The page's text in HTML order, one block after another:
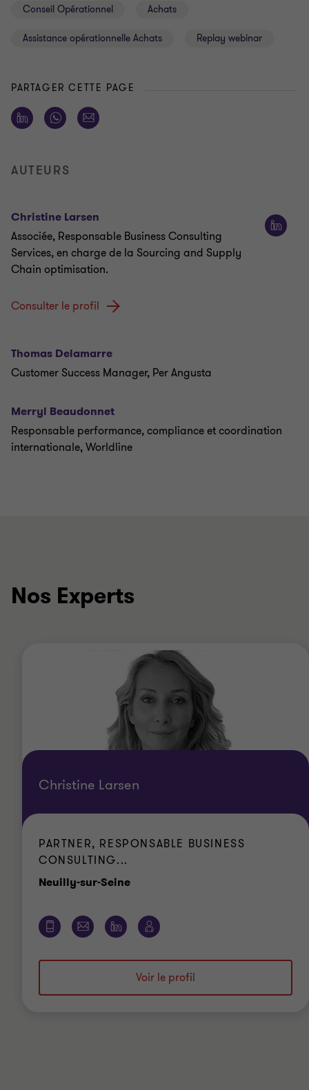
Conseil Opérationnel Achats
Assistance opérationnelle Achats Replay webinar
PARTAGER CETTE PAGE
AUTEURS
Christine Larsen
Associée, Responsable Business Consulting
Services, en charge de la Sourcing and Supply
Chain optimisation.
Consulter le profil
Thomas Delamarre
Customer Success Manager, Per Angusta
Merryl Beaudonnet
Responsable performance, compliance et coordination
internationale, Worldline
Nos Experts
Christine Larsen
PARTNER, RESPONSABLE BUSINESS
CONSULTING...
Neuilly-sur-SeineBureau
Voir le profil